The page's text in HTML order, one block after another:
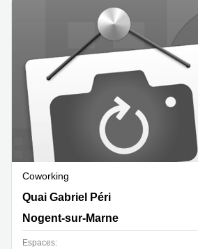
Coworking
7 Quai Gabriel Péri, Nogent-sur-Marne
Quai Gabriel Péri
Nogent-sur-Marne
Espaces: